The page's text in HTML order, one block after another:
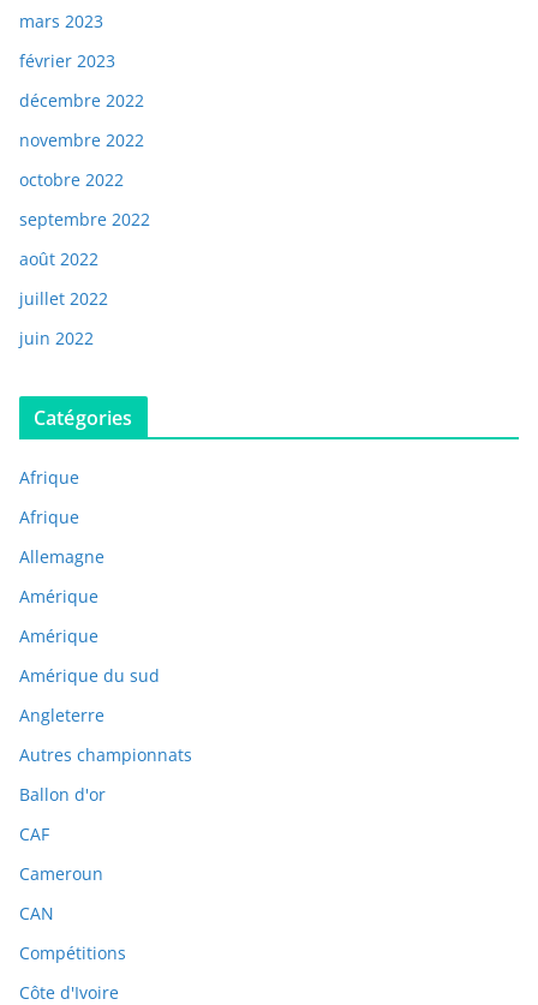
mars 2023
février 2023
décembre 2022
novembre 2022
octobre 2022
septembre 2022
août 2022
juillet 2022
juin 2022
Catégories
Afrique
Afrique
Allemagne
Amérique
Amérique
Amérique du sud
Angleterre
Autres championnats
Ballon d'or
CAF
Cameroun
CAN
Compétitions
Côte d'Ivoire